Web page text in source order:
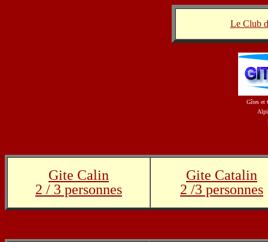
Le Club
Gîtes et
Gite Calin
2 / 3 personnes
Gite Catalin
2 /3 personnes